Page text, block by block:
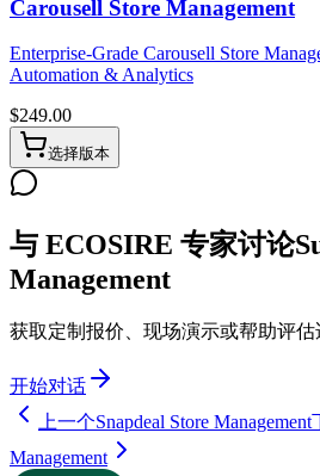
Carousell Store Management
Enterprise-Grade Carousell Store
Automation & Analytics
$249.00
选择版本
与 ECOSIRE 专家讨论
Management
获取定制报价、现场演示或帮助评估
开始对话
上一个Snapdeal Store Management
Management